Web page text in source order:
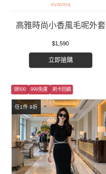
evaviva
高雅時尚小香風毛呢外套
$1,590
立即搶購
任1件 9折
領500 999免運 刷卡回饋